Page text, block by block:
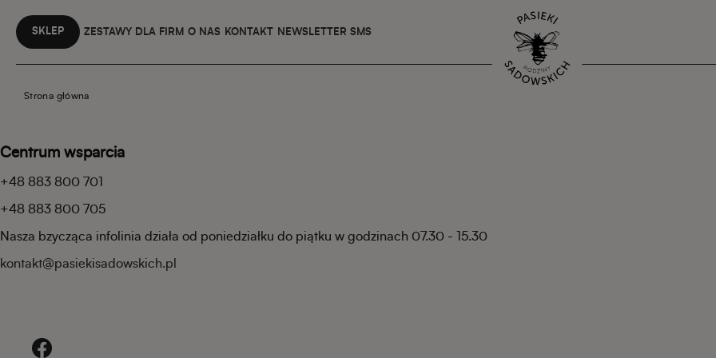
SKLEP ZESTAWY DLA FIRM O NAS KONTAKT NEWSLETTER SMS
Strona główna
Centrum wsparcia
+48 883 800 701
+48 883 800 705
Nasza bzycząca infolinia działa od poniedziałku do piątku w godzinach 07.30 - 15.30
kontakt@pasiekisadowskich.pl